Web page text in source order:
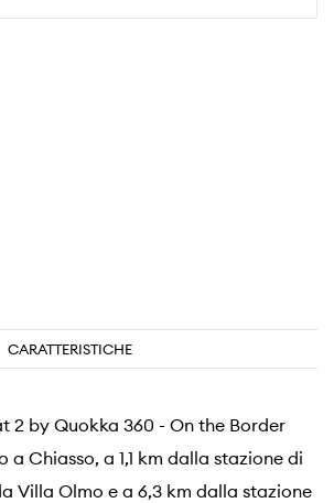
CARATTERISTICHE
2 by Quokka 360 - On the Border
Chiasso, a 1,1 km dalla stazione di
Villa Olmo e a 6,3 km dalla stazione